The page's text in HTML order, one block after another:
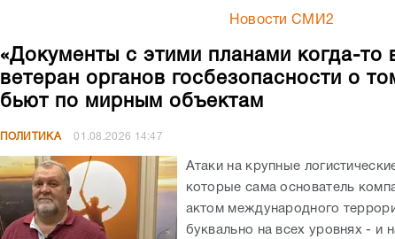
Новости СМИ2
«Документы с этими планами когда-то
ветеран органов госбезопасности о
бьют по мирным объектам
ПОЛИТИКА 01.08.2026 14:47
Атаки на крупные
которые сама основатель
актом международного
буквально на всех уровнях - и